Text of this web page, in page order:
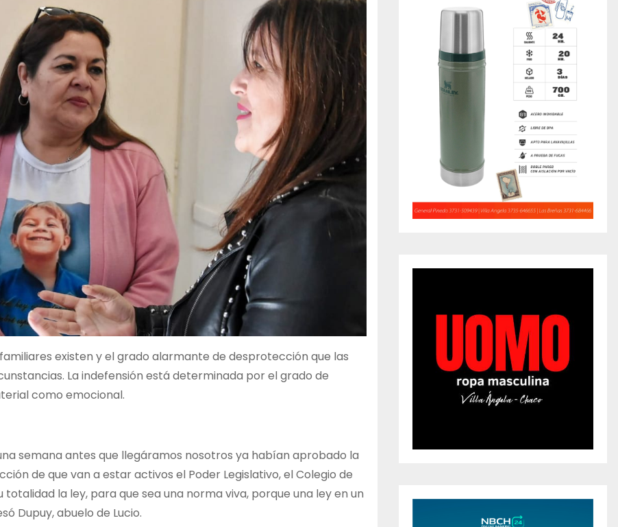
existen y el grado alarmante de desprotección que las
La indefensión está determinada por el grado de
como emocional.
semana antes que llegáramos nosotros ya habían aprobado la
de que van a estar activos el Poder Legislativo, el Colegio de
la ley, para que sea una norma viva, porque una ley en un
Dupuy, abuelo de Lucio.